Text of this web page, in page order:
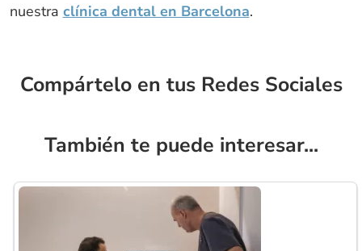
nuestra clínica dental en Barcelona.
Compártelo en tus Redes Sociales
También te puede interesar...